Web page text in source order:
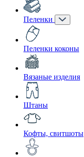
Пеленки
Пеленки коконы
Вязаные изделия
Штаны
Кофты, свитшоты